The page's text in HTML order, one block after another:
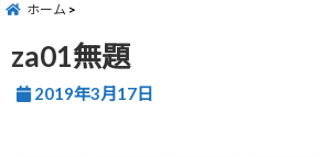
ホーム
za01無題
2019年3月17日